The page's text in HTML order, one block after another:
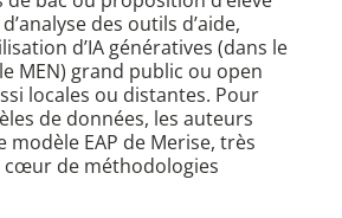
des outils d’aide,
d’IA génératives (dans le
MEN) grand public ou open
locales ou distantes. Pour
de données, les auteurs
modèle EAP de Merise, très
cœur de méthodologies